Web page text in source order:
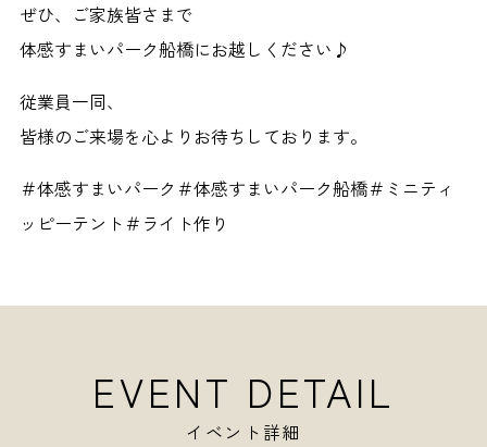
ぜひ、ご家族皆さまで
体感すまいパーク船橋にお越しください♪
従業員一同、
皆様のご来場を心よりお待ちしております。
＃体感すまいパーク＃体感すまいパーク船橋＃ミニティ
ッピーテント＃ライト作り
EVENT DETAIL
イベント詳細